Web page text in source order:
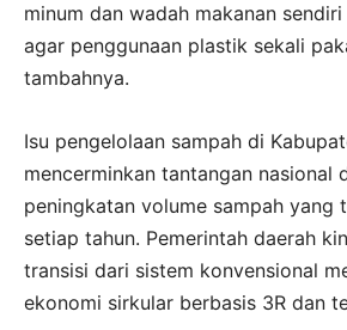
minum dan wadah makanan
agar penggunaan plastik sekali
tambahnya.
Isu pengelolaan sampah di
mencerminkan tantangan nasional
peningkatan volume sampah yang
setiap tahun. Pemerintah daerah
transisi dari sistem konvensional
ekonomi sirkular berbasis 3R dan